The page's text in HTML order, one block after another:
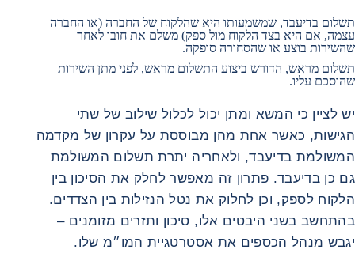
תשלום בדיעבד, שמשמעותו היא שהלקוח של החברה (או החברה
עצמה, אם היא בצד הלקוח מול ספק) משלם את חובו לאחר
שהשירות בוצע או שהסחורה סופקה.
תשלום מראש, הדורש ביצוע התשלום מראש, לפני מתן השירות
שהוסכם עליו.
יש לציין כי המשא ומתן יכול לכלול שילוב של שתי
הגישות, כאשר אחת מהן מבוססת על עקרון של מקדמה
המשולמת בדיעבד, ולאחריה יתרת תשלום המשולמת
גם כן בדיעבד. פתרון זה מאפשר לחלק את הסיכון בין
הלקוח לספק, וכן לחלוק את נטל הנזילות בין הצדדים.
בהתחשב בשני היבטים אלו, סיכון ותזרים מזומנים –
יגבש מנהל הכספים את אסטרטגיית המו״מ שלו.